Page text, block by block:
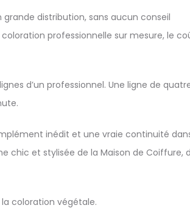
distribution, sans aucun conseil
professionnelle sur mesure, le
d’un professionnel. Une ligne de
inédit et une vraie continuité
chic et stylisée de la Maison de Coiffure,
coloration végétale.